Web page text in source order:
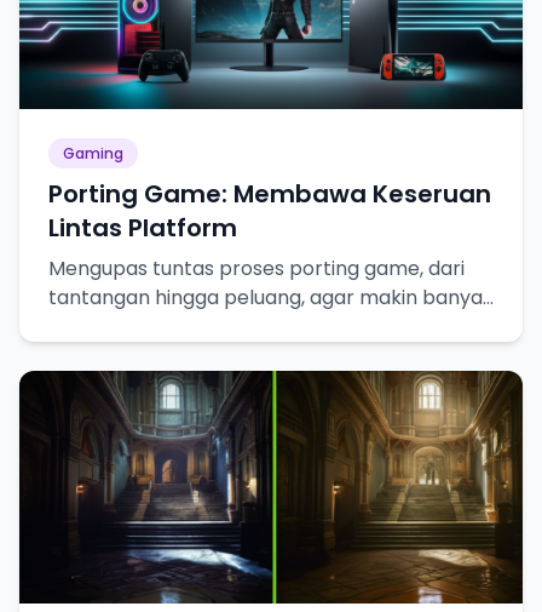
Gaming
Porting Game: Membawa Keseruan
Lintas Platform
Mengupas tuntas proses porting game, dari
tantangan hingga peluang, agar makin banyak